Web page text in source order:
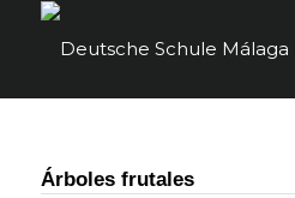
Árboles frutales